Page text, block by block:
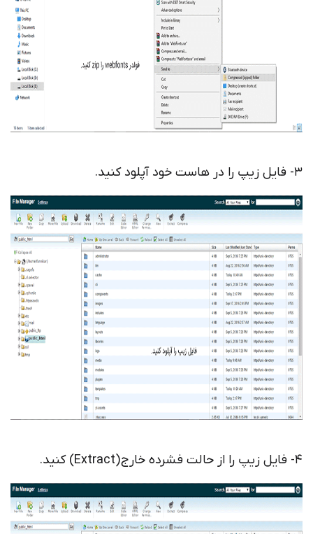
3- فایل زیپ را در هاست خود آپلود کنید.
4- فایل زیپ را از حالت فشرده خارج (Extract) کنید.